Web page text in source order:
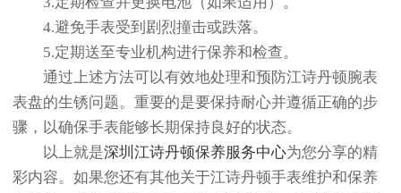
4.避免手表受到剧烈撞击或跌落。
5.定期送至专业机构进行保养和检查。
通过上述方法可以有效地处理和预防江诗丹顿腕表
表盘的生锈问题。重要的是要保持耐心并遵循正确的步
骤，以确保手表能够长期保持良好的状态。
以上就是深圳江诗丹顿保养服务中心为您分享的精
彩内容。如果您还有其他关于江诗丹顿手表维护和保养